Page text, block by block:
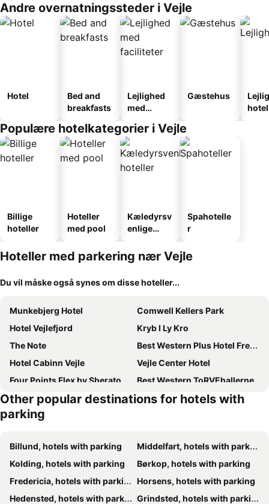
Andre overnatningssteder i Vejle
Hotel
Bed and
breakfasts
Lejlighed
med
Gæstehus
hotel
Populære hotelkategorier i Vejle
Billige
hoteller
Hoteller
med pool
Kæledyrsv
enlige
Spahotelle
r
Hoteller med parkering nær Vejle
Du vil måske også synes om disse hoteller...
Munkebjerg Hotel
Comwell Kellers Park
Hotel Vejlefjord
Kryb I Ly Kro
The Note
Best Western Plus Hotel Fredericia
Hotel Cabinn Vejle
Vejle Center Hotel
Four Points Flex by Sheraton Vejle
Best Western ToRVEhallerne
Four Points Flex by Sheraton Horsens
B&B HOTEL Vejle
Fuglsangcentret
Bredal Kro
Egtved
Go-sleep Vandel
Hos Mette
Randbøldal Camping & Cabins
Vingsted Hotel & Konferencecenter
Munkebjerg Bed & Breakfast
Skovdal Kro
Other popular destinations for hotels with
parking
Billund, hotels with parking
Middelfart, hotels with parking
Kolding, hotels with parking
Børkop, hotels with parking
Fredericia, hotels with parking
Horsens, hotels with parking
Hedensted, hotels with parking
Grindsted, hotels with parking